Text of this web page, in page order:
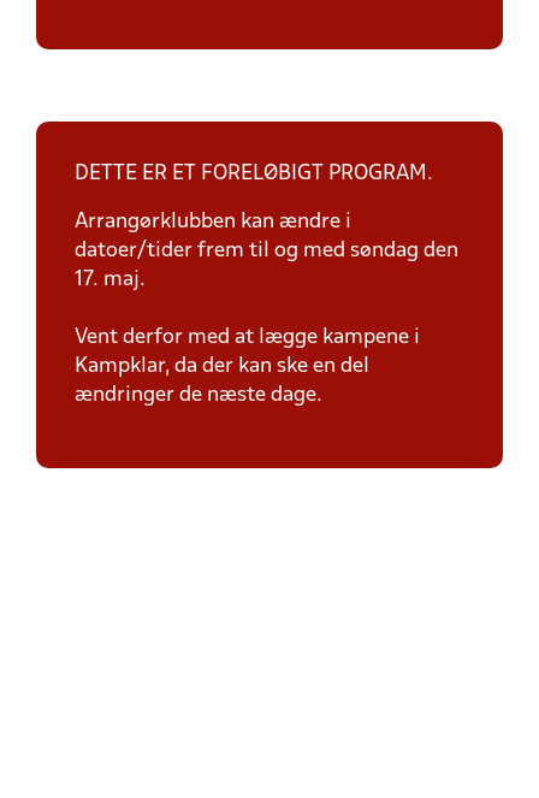
DETTE ER ET FORELØBIGT PROGRAM.
Arrangørklubben kan ændre i
datoer/tider frem til og med søndag den
17. maj.
Vent derfor med at lægge kampene i
Kampklar, da der kan ske en del
ændringer de næste dage.